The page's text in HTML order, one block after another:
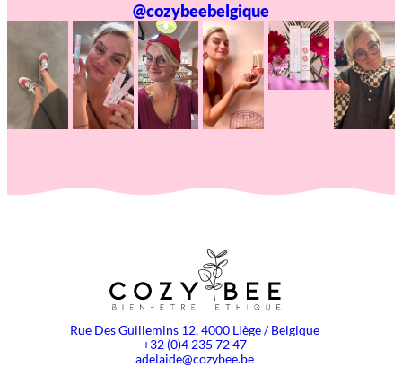
@cozybeebelgique
Rue Des Guillemins 12, 4000 Liège / Belgique
+32 (0)4 235 72 47
adelaide@cozybee.be